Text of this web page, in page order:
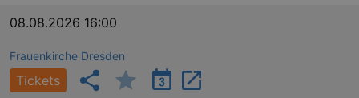
08.08.2026 16:00
Frauenkirche Dresden
Tickets